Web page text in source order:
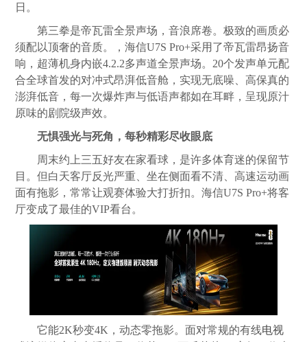
日。
第三拳是帝瓦雷全景声场，音浪席卷。极致的画质必
须配以顶奢的音质。，海信U7S Pro+采用了帝瓦雷昂扬音
响，超薄机身内嵌4.2.2多声道全景声场。20个发声单元配
合全球首发的对冲式昂湃低音舱，实现无底噪、高保真的
澎湃低音，每一次爆炸声与低语声都如在耳畔，呈现原汁
原味的剧院级声效。
无惧强光与死角，每秒精彩尽收眼底
周末约上三五好友在家看球，是许多体育迷的保留节
目。但白天客厅反光严重、坐在侧面看不清、高速运动画
面有拖影，常常让观赛体验大打折扣。海信U7S Pro+将客
厅变成了最佳的VIP看台。
它能2K秒变4K，动态零拖影。面对常规的有线电视